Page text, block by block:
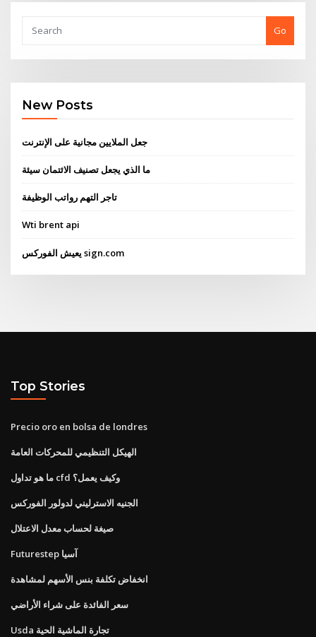
Go
New Posts
جعل الملايين مجانية على الإنترنت
ما الذي يجعل تصنيف الائتمان سيئة
تاجر التهم رواتب الوظيفة
Wti brent api
يعيش الفوركس sign.com
Top Stories
Precio oro en bolsa de londres
الهيكل التنظيمي للمحركات العامة
ما هو تداول cfd وكيف يعمل؟
الجنيه الاسترليني لدولور الفوركس
صيغة لحساب معدل الاعتلال
Futurestep آسيا
انخفاض تكلفة بنس الأسهم لمشاهدة
سعر الفائدة على شراء الأراضي
Usda تجارة الماشية الحية